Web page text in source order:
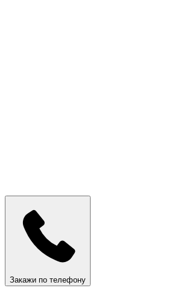
Закажи по телефону